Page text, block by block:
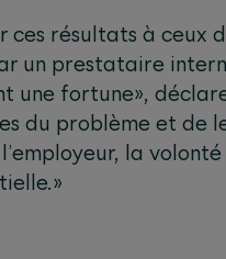
résultats à ceux
un prestataire
une fortune»,
du problème et
la